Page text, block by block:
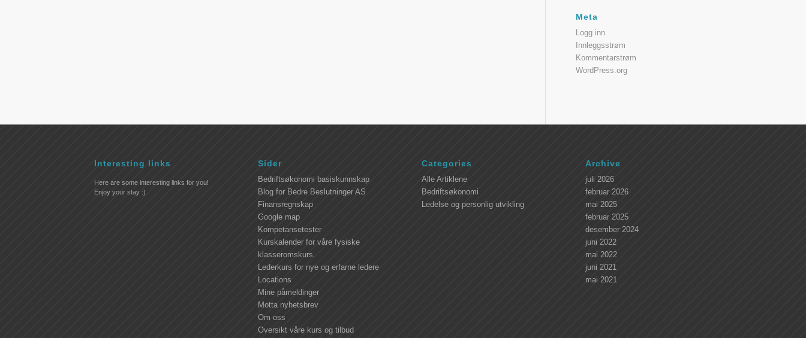
Meta
Logg inn
Innleggsstrøm
Kommentarstrøm
WordPress.org
Interesting links
Here are some interesting links for you!
Enjoy your stay :)
Sider
Bedriftsøkonomi basiskunnskap
Blog for Bedre Beslutninger AS
Finansregnskap
Google map
Kompetansetester
Kurskalender for våre fysiske
klasseromskurs.
Lederkurs for nye og erfarne ledere
Locations
Mine påmeldinger
Motta nyhetsbrev
Om oss
Oversikt våre kurs og tilbud
Categories
Alle Artiklene
Bedriftsøkonomi
Ledelse og personlig utvikling
Archive
juli 2026
februar 2026
mai 2025
februar 2025
desember 2024
juni 2022
mai 2022
juni 2021
mai 2021